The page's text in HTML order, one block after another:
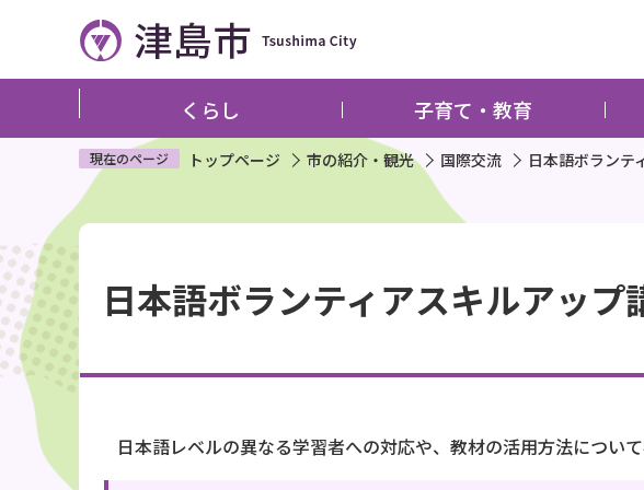
ペ
ジ
で
す
くらし 子育て・教育
現在のページ トップページ 市の紹介・観光 国際交流 日本語ボランテ
文
こ
こ
か
ら
日本語ボランティアスキルアップ
日本語レベルの異なる学習者への対応や、教材の活用方法につい